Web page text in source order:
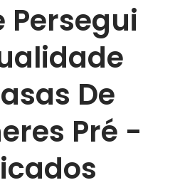
Persegui
De
Pré -